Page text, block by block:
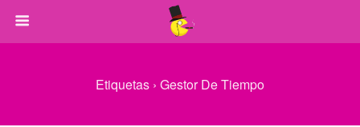
Etiquetas › Gestor De Tiempo